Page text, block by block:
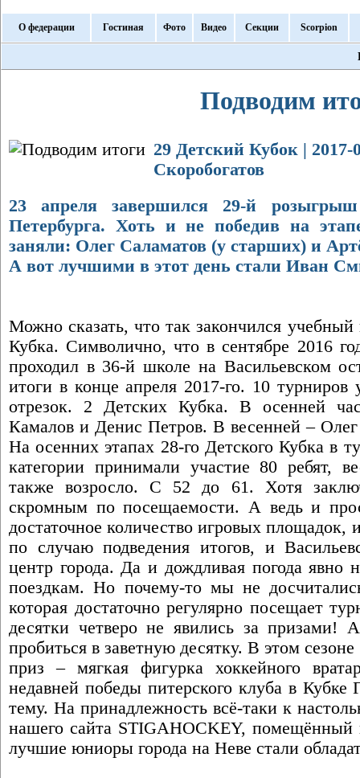
О федерации Гостиная Фото Видео Секции Scorpion
Подводим
29 Детский Кубок |
Скоробогатов
23 апреля завершился 29-й
Петербурга. Хоть и не победив на
заняли: Олег Саламатов (у старших) и
А вот лучшими в этот день стали Иван
Можно сказать, что так закончился учебный
Кубка. Символично, что в сентябре 2016
проходил в 36-й школе на Васильевском
итоги в конце апреля 2017-го. 10 турниров
отрезок. 2 Детских Кубка. В осенней
Камалов и Денис Петров. В весенней –
На осенних этапах 28-го Детского Кубка в
категории принимали участие 80 ребят,
также возросло. С 52 до 61. Хотя
скромным по посещаемости. А ведь и
достаточное количество игровых площадок,
по случаю подведения итогов, и
центр города. Да и дождливая погода явно
поездкам. Но почему-то мы не
которая достаточно регулярно посещает
десятки четверо не явились за призами!
пробиться в заветную десятку. В этом
приз – мягкая фигурка хоккейного
недавней победы питерского клуба в Кубке
тему. На принадлежность всё-таки к
нашего сайта STIGAHOCKEY, помещённый
лучшие юниоры города на Неве стали